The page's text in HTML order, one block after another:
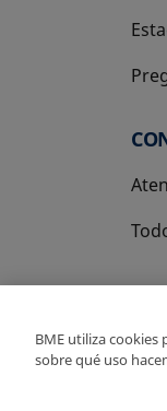
BME utiliza
sobre qué uso